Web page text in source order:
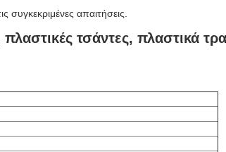
απαιτήσεις.
τσάντες, πλαστικά